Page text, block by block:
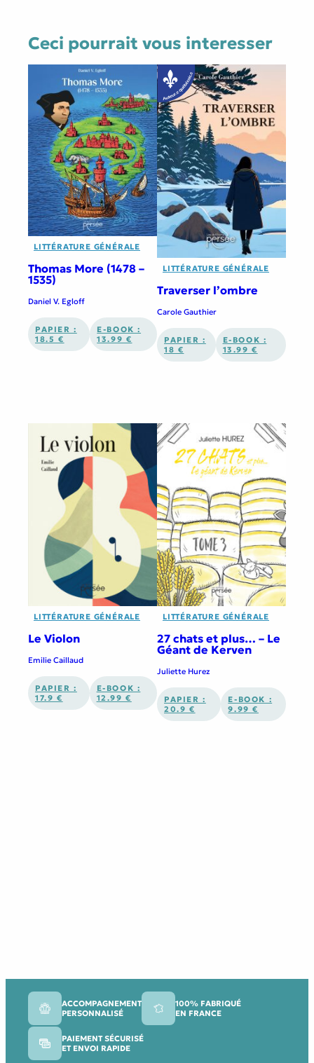
Ceci pourrait vous interesser
LITTÉRATURE GÉNÉRALE
Thomas More (1478 –
1535)
Daniel V. Egloff
PAPIER :
18.5 €
E-BOOK :
13.99 €
LITTÉRATURE GÉNÉRALE
Traverser l’ombre
Carole Gauthier
PAPIER :
18 €
E-BOOK :
13.99 €
LITTÉRATURE GÉNÉRALE
Le Violon
Emilie Caillaud
PAPIER :
17.9 €
E-BOOK :
12.99 €
LITTÉRATURE GÉNÉRALE
27 chats et plus… – Le
Géant de Kerven
Juliette Hurez
PAPIER :
20.9 €
E-BOOK :
9.99 €
ACCOMPAGNEMENT
PERSONNALISÉ
100% FABRIQUÉ
EN FRANCE
PAIEMENT SÉCURISÉ
ET ENVOI RAPIDE